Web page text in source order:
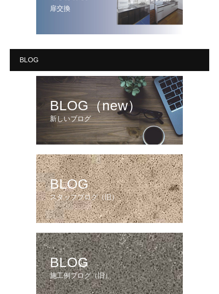
扉交換
BLOG
BLOG（new）
新しいブログ
BLOG
スタッフブログ（旧）
BLOG
施工例ブログ（旧）